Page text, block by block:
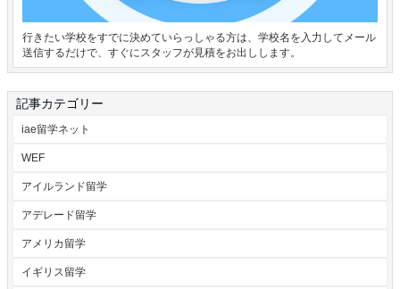
行きたい学校をすでに決めていらっしゃる方は、学校名を入力してメール
送信するだけで、すぐにスタッフが見積をお出しします。
記事カテゴリー
iae留学ネット
WEF
アイルランド留学
アデレード留学
アメリカ留学
イギリス留学